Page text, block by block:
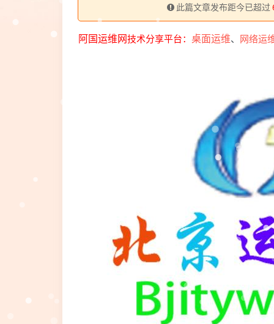
此篇文章发布距今已超过
阿国运维网技术分享平台： 桌面运维、 网络运